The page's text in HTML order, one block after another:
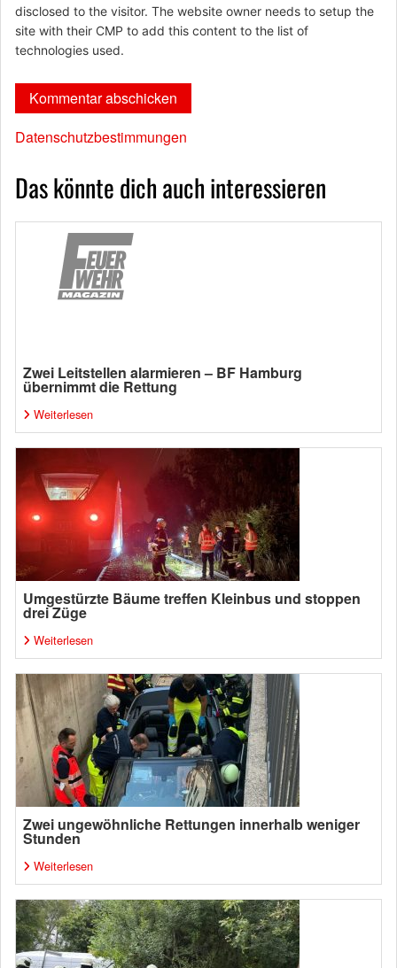
disclosed to the visitor. The website owner needs to setup the
site with their CMP to add this content to the list of
technologies used.
Datenschutzbestimmungen
Das könnte dich auch interessieren
Zwei Leitstellen alarmieren – BF Hamburg
übernimmt die Rettung
Weiterlesen
Umgestürzte Bäume treffen Kleinbus und stoppen
drei Züge
Weiterlesen
Zwei ungewöhnliche Rettungen innerhalb weniger
Stunden
Weiterlesen